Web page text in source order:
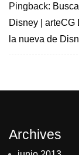
Pingback:
Disney | arteCG
la nueva de
Archives